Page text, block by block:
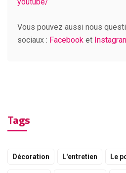
Vous pouvez aussi nous
sociaux : Facebook et
Tags
Décoration L'entretien Le